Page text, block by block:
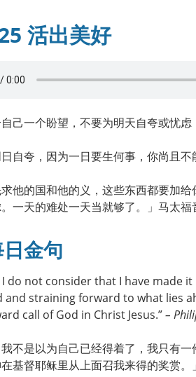
活出美好
己一个盼望，不要为明天自夸或忧
日自夸，因为一日要生何事，你尚且
求他的国和他的义，这些东西都要加
一天的难处一天当就够了。」马太福
金句
do not consider that I have made
and straining forward to what lies
call of God in Christ Jesus.”–
我不是以为自己已经得着了，我只有
基督耶稣里从上面召我来得的奖赏